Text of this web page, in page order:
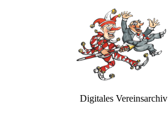
Digitales Vereinsarchiv